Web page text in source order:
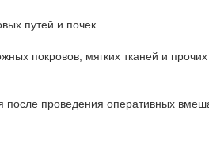
путей и почек.
покровов, мягких тканей и прочих
проведения оперативных